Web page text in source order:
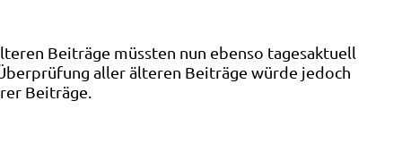
Beiträge müssten nun ebenso tagesaktuell
aller älteren Beiträge würde jedoch
Beiträge.